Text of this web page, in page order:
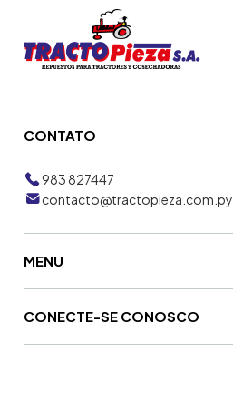
CONTATO
983 827447
contacto@tractopieza.com.py
MENU
CONECTE-SE CONOSCO